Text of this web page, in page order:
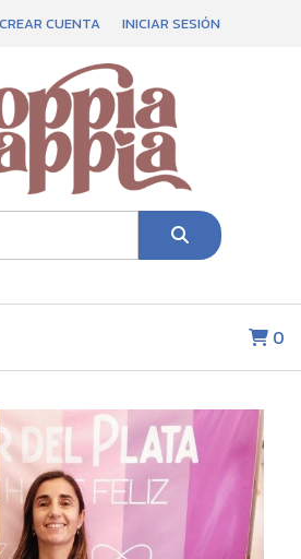
CREAR CUENTA INICIAR SESIÓN
0